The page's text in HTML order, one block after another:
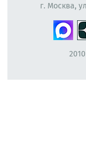
г. Москва,